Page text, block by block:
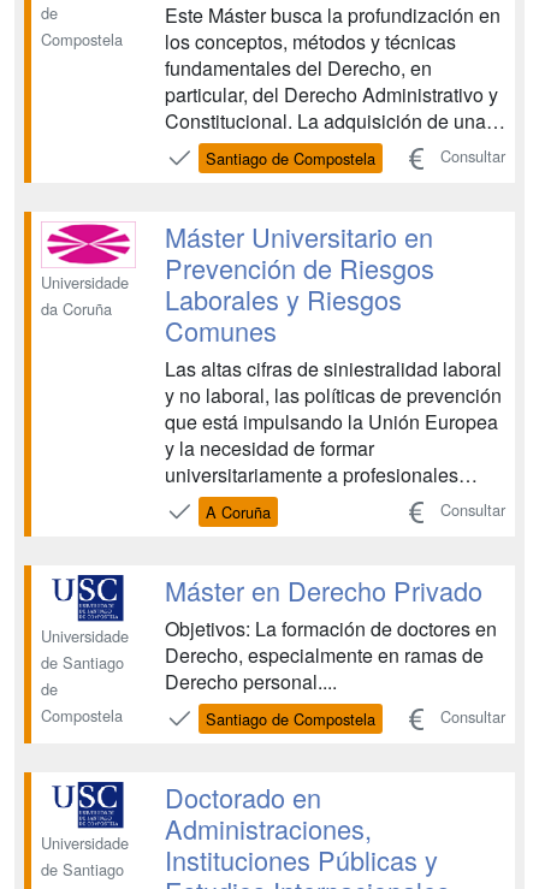
de
Compostela
Este Máster busca la profundización en
los conceptos, métodos y técnicas
fundamentales del Derecho, en
particular, del Derecho Administrativo y
Constitucional. La adquisición de una
base adecuada de conocimientos para
la superación con éxito de los distintos
Administraciones e Instituciones
Públicas y la forma...
Santiago de Compostela Consultar
Universidade
da Coruña
Máster Universitario en
Prevención de Riesgos
Laborales y Riesgos
Comunes
Las altas cifras de siniestralidad laboral
y no laboral, las políticas de prevención
que está impulsando la Unión Europea
y la necesidad de formar
universitariamente a profesionales
como técnicos de prevención en
riesgos laborales y riesgos comunes,
ponen de manifiesto que la oferta de
másteres de especialización...
A Coruña Consultar
Universidade
de Santiago
de
Compostela
Máster en Derecho Privado
Objetivos: La formación de doctores en
Derecho, especialmente en ramas de
Derecho personal....
Santiago de Compostela Consultar
Universidade
de Santiago
Doctorado en
Administraciones,
Instituciones Públicas y